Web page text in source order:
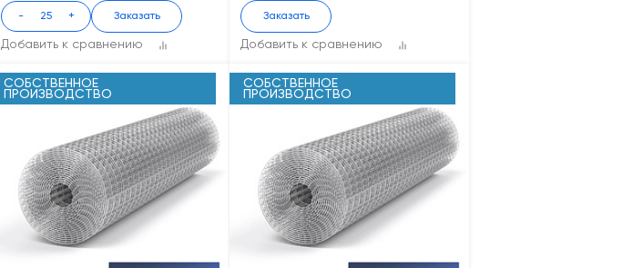
Добавить к сравнению
- + Заказать
Добавить к сравнению
Заказать
СОБСТВЕННОЕ
ПРОИЗВОДСТВО
СОБСТВЕННОЕ
ПРОИЗВОДСТВО